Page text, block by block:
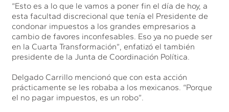
“Esto es a lo que le vamos a poner fin el día de hoy, a
esta facultad discrecional que tenía el Presidente de
condonar impuestos a los grandes empresarios a
cambio de favores inconfesables. Eso ya no puede ser
en la Cuarta Transformación”, enfatizó el también
presidente de la Junta de Coordinación Política.
Delgado Carrillo mencionó que con esta acción
prácticamente se les robaba a los mexicanos. “Porque
el no pagar impuestos, es un robo”.